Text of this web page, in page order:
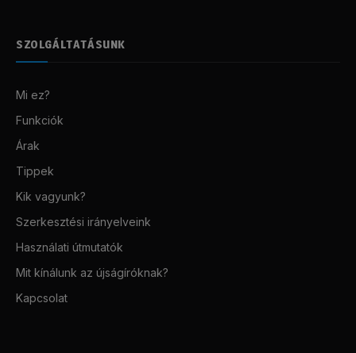
SZOLGÁLTATÁSUNK
Mi ez?
Funkciók
Árak
Tippek
Kik vagyunk?
Szerkesztési irányelveink
Használati útmutatók
Mit kínálunk az újságíróknak?
Kapcsolat